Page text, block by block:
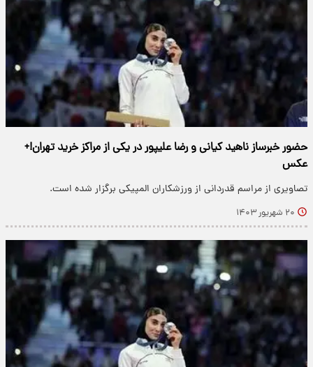
حضور خبرساز ناهید کیانی و رضا علیپور در یکی از مراکز خرید تهران!+
عکس
تصاویری از مراسم قدردانی از ورزشکاران المپیکی برگزار شده است.
۲۰ شهریور ۱۴۰۳